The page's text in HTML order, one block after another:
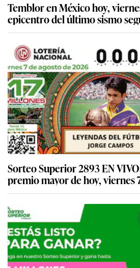
Temblor en México hoy,
epicentro del último sismo
Sorteo Superior 2893 EN
premio mayor de hoy, viernes